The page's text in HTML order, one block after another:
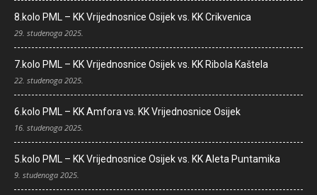
8.kolo PML – KK Vrijednosnice Osijek vs. KK Crikvenica
29. studenoga 2025.
7.kolo PML – KK Vrijednosnice Osijek vs. KK Ribola Kaštela
22. studenoga 2025.
6.kolo PML – KK Amfora vs. KK Vrijednosnice Osijek
16. studenoga 2025.
5.kolo PML – KK Vrijednosnice Osijek vs. KK Aleta Puntamika
9. studenoga 2025.